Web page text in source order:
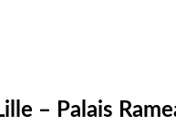
– Palais